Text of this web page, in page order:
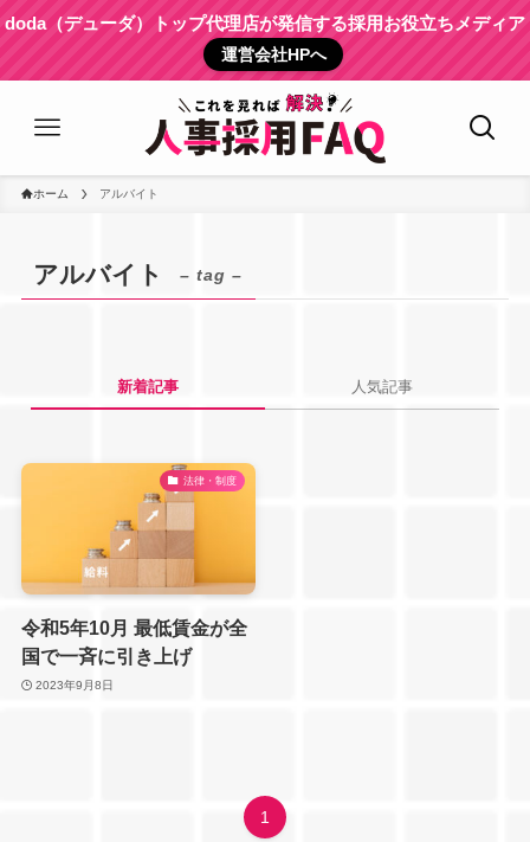
doda（デューダ）トップ代理店が発信する採用お役立ちメディア
運営会社HPへ
ホーム アルバイト
アルバイト – tag –
新着記事 人気記事
法律・制度
令和5年10月 最低賃金が全
国で一斉に引き上げ
2023年9月8日
1